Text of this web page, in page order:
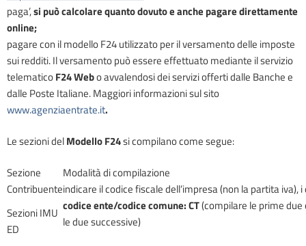
paga’,si può calcolare quanto dovuto e anche pagare direttamente
online;
pagare con il modello F24 utilizzato per il versamento delle imposte
sui redditi. Il versamento può essere effettuato mediante il servizio
telematicoF24 Webo avvalendosi dei servizi offerti dalle Banche e
dalle Poste Italiane. Maggiori informazioni sul sito
www.agenziaentrate.it.
Le sezioni delModello F24si compilano come segue:
Sezione
Modalità di compilazione
Contribuenteindicare il codice fiscale dell’impresa (non la partita
Sezioni IMU
ED
codice ente/codice comune:CT(compilare le prime
le due successive)